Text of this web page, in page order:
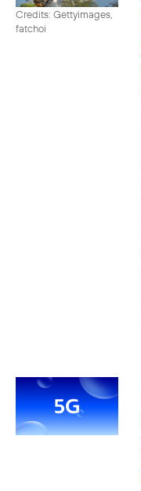
Credits: Gettyimages,
fatchoi